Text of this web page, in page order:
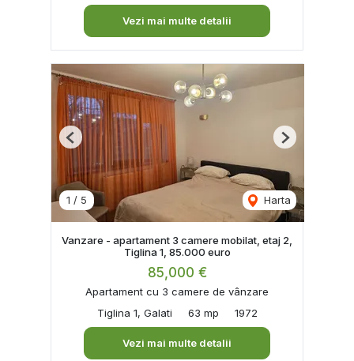
Vezi mai multe detalii
1 / 5 Harta
Previous Next
Vanzare - apartament 3 camere mobilat, etaj 2,
Tiglina 1, 85.000 euro
85,000 €
Apartament cu 3 camere de vânzare
Tiglina 1, Galati
63 mp 1972
Vezi mai multe detalii